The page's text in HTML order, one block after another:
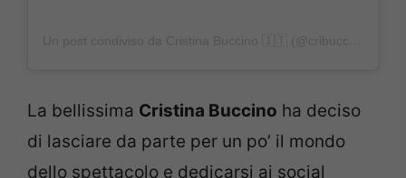
La bellissima Cristina Buccino ha deciso
di lasciare da parte per un po’ il mondo
dello spettacolo e dedicarsi ai social